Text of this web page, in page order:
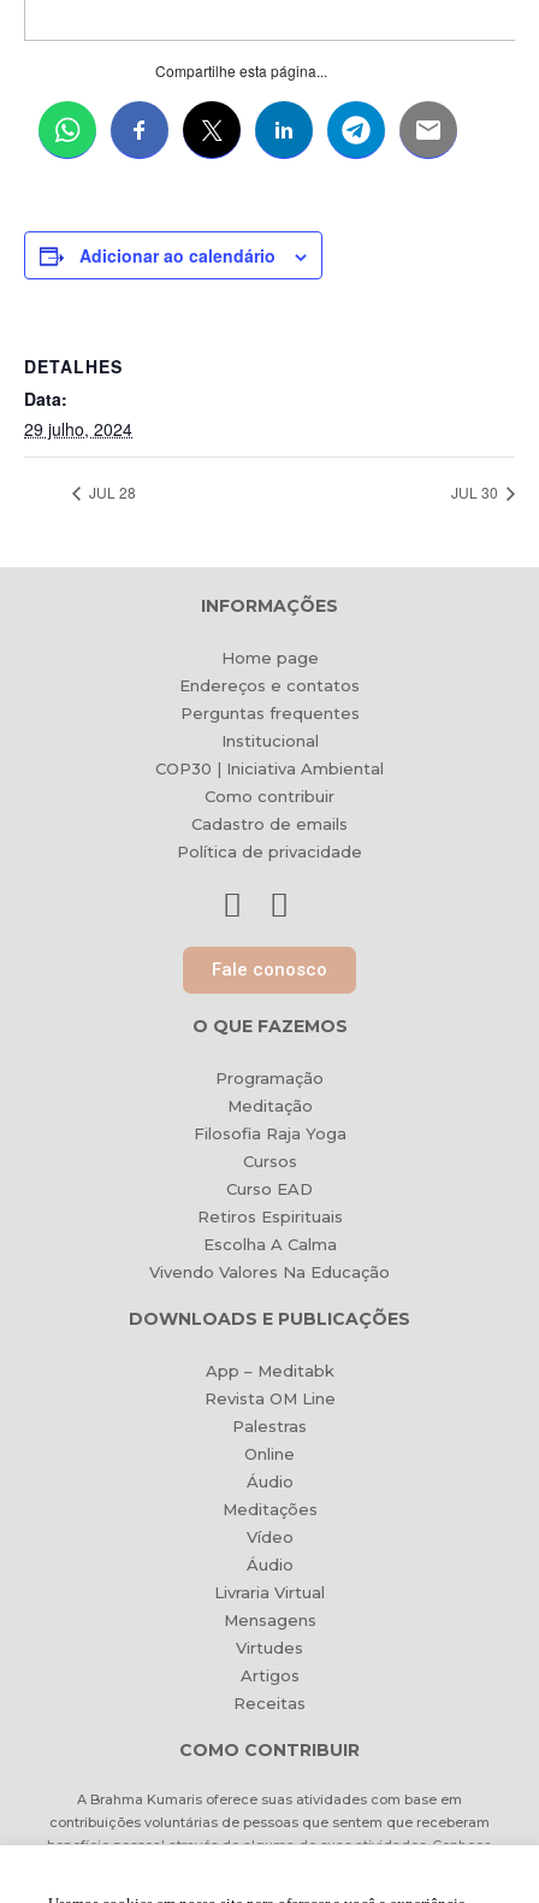
Compartilhe esta página...
Adicionar ao calendário
DETALHES
Data:
29 julho, 2024
JUL 28 JUL 30
INFORMAÇÕES
Home page
Endereços e contatos
Perguntas frequentes
Institucional
COP30 | Iniciativa Ambiental
Como contribuir
Cadastro de emails
Política de privacidade
Fale conosco
O QUE FAZEMOS
Programação
Meditação
Filosofia Raja Yoga
Cursos
Curso EAD
Retiros Espirituais
Escolha A Calma
Vivendo Valores Na Educação
DOWNLOADS E PUBLICAÇÕES
App – Meditabk
Revista OM Line
Palestras
Online
Áudio
Meditações
Vídeo
Áudio
Livraria Virtual
Mensagens
Virtudes
Artigos
Receitas
COMO CONTRIBUIR
A Brahma Kumaris oferece suas atividades com base em
contribuições voluntárias de pessoas que sentem que receberam
benefício pessoal através de alguma de suas atividades. Conheça